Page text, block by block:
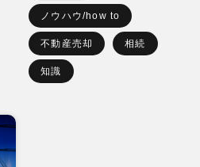
ノウハウ/how to
不動産売却 相続
知識